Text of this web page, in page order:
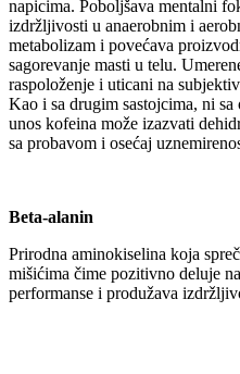
napicima. Poboljšava mentalni
izdržljivosti u anaerobnim i
metabolizam i povećava
sagorevanje masti u telu.
raspoloženje i uticani na
Kao i sa drugim sastojcima, ni
unos kofeina može izazvati
sa probavom i osećaj
Beta-alanin
Prirodna aminokiselina koja
mišićima čime pozitivno deluje
performanse i produžava